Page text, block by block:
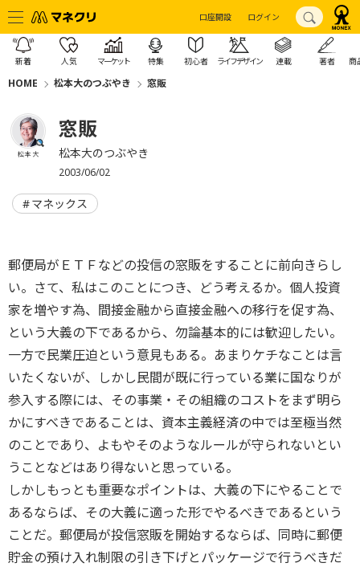
口座開設 ログイン
新着 人気 マーケット 特集 初心者 ライフデザイン 連載 著者 商
HOME 松本大のつぶやき 窓販
松本 大
窓販
松本大のつぶやき
2003/06/02
マネックス
郵便局がＥＴＦなどの投信の窓販をすることに前向きらし
い。さて、私はこのことにつき、どう考えるか。個人投資
家を増やす為、間接金融から直接金融への移行を促す為、
という大義の下であるから、勿論基本的には歓迎したい。
一方で民業圧迫という意見もある。あまりケチなことは言
いたくないが、しかし民間が既に行っている業に国なりが
参入する際には、その事業・その組織のコストをまず明ら
かにすべきであることは、資本主義経済の中では至極当然
のことであり、よもやそのようなルールが守られないとい
うことなどはあり得ないと思っている。
しかしもっとも重要なポイントは、大義の下にやることで
あるならば、その大義に適った形でやるべきであるという
ことだ。郵便局が投信窓販を開始するならば、同時に郵便
貯金の預け入れ制限の引き下げとパッケージで行うべきだ